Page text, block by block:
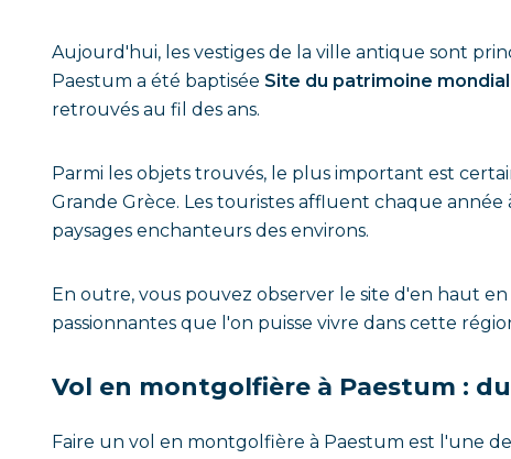
Aujourd'hui, les vestiges de la ville antique sont
Paestum a été baptisée Site du patrimoine mondial
retrouvés au fil des ans.
Parmi les objets trouvés, le plus important est
Grande Grèce. Les touristes affluent chaque
paysages enchanteurs des environs.
En outre, vous pouvez observer le site d'en haut en
passionnantes que l'on puisse vivre dans cette
Vol en montgolfière à Paestum :
Faire un vol en montgolfière à Paestum est l'une